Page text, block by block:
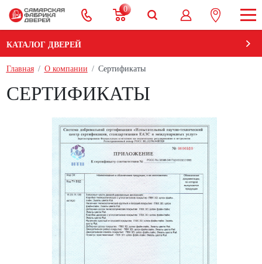
0
КАТАЛОГ ДВЕРЕЙ
Главная О компании Cертификаты
СЕРТИФИКАТЫ